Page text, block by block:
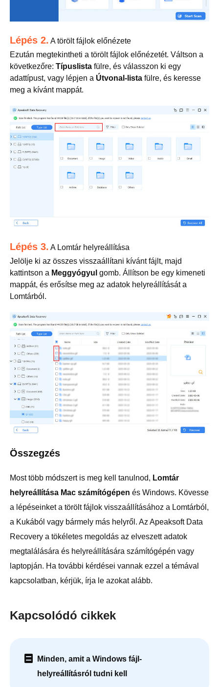
Lépés 2. A törölt fájlok előnézete
Ezután megtekintheti a törölt fájlok előnézetét. Váltson a
következőre: Típuslista fülre, és válasszon ki egy
adattípust, vagy lépjen a Útvonal-lista fülre, és keresse
meg a kívánt mappát.
Lépés 3. A Lomtár helyreállítása
Jelölje ki az összes visszaállítani kívánt fájlt, majd
kattintson a Meggyógyul gomb. Állítson be egy kimeneti
mappát, és erősítse meg az adatok helyreállítását a
Lomtárból.
Összegzés
Most több módszert is meg kell tanulnod, Lomtár
helyreállítása Mac számítógépen és Windows. Kövesse
a lépéseinket a törölt fájlok visszaállításához a Lomtárból,
a Kukából vagy bármely más helyről. Az Apeaksoft Data
Recovery a tökéletes megoldás az elveszett adatok
megtalálására és helyreállítására számítógépén vagy
laptopján. Ha további kérdései vannak ezzel a témával
kapcsolatban, kérjük, írja le azokat alább.
Kapcsolódó cikkek
Minden, amit a Windows fájl-
helyreállításról tudni kell